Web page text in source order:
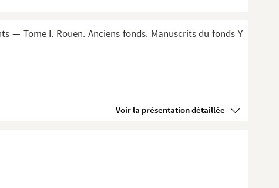
— Tome I. Rouen. Anciens fonds. Manuscrits du fonds Y
Voir la présentation détaillée